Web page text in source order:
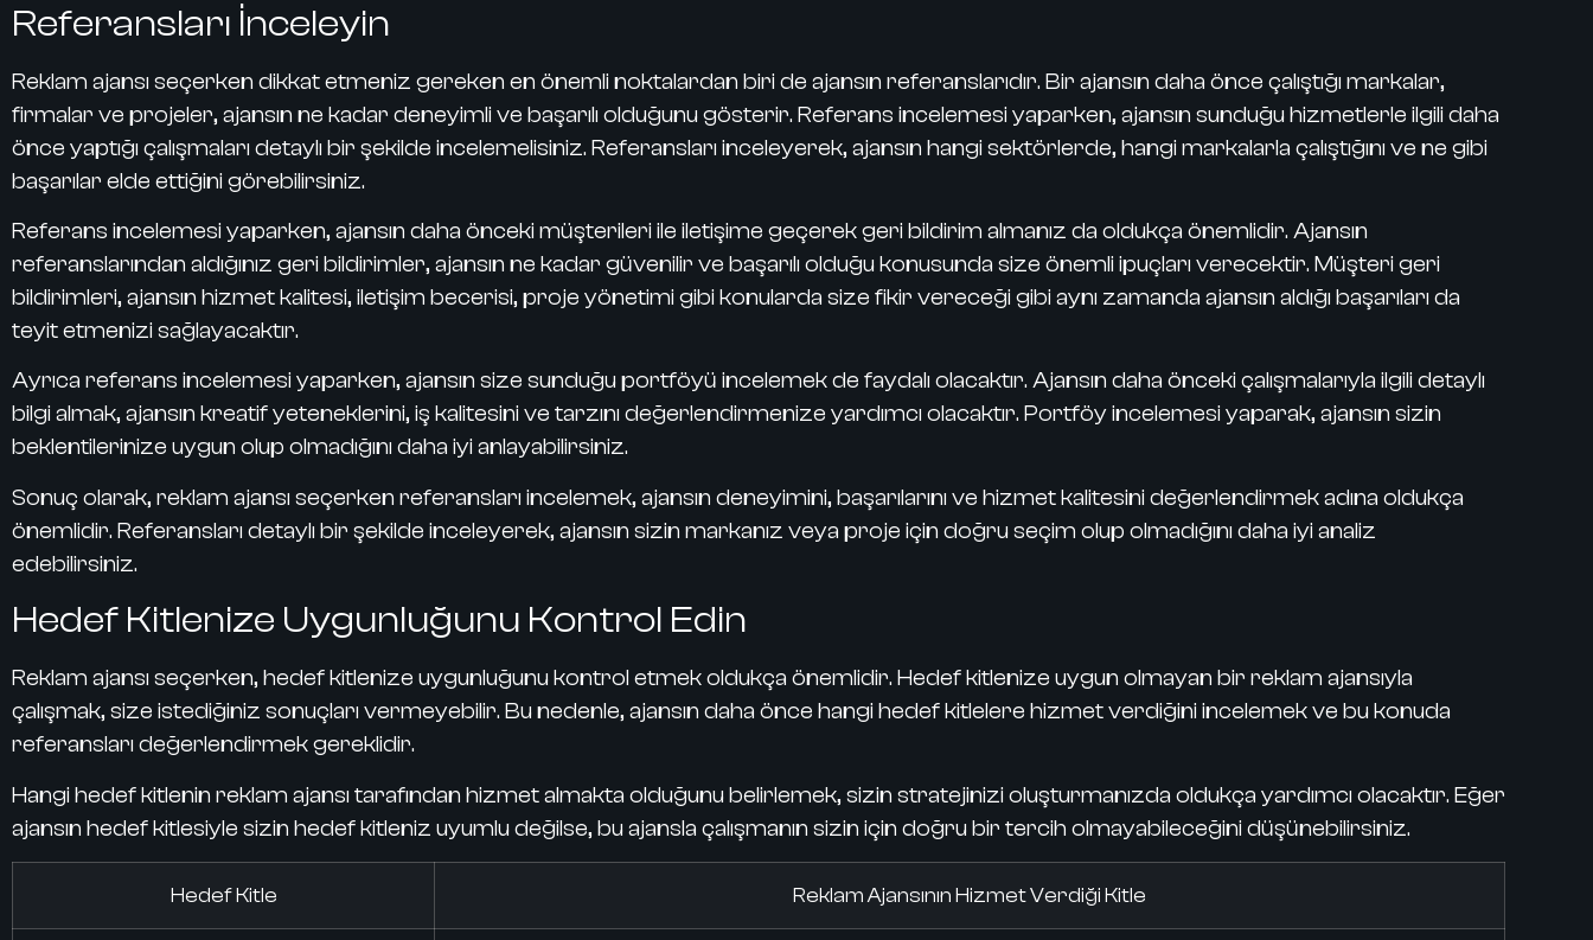
Referansları İnceleyin
Reklam ajansı seçerken dikkat etmeniz gereken en önemli noktalardan biri de ajansın referanslarıdır. Bir ajansın daha önce çalıştığı markalar,
firmalar ve projeler, ajansın ne kadar deneyimli ve başarılı olduğunu gösterir. Referans incelemesi yaparken, ajansın sunduğu hizmetlerle ilgili daha
önce yaptığı çalışmaları detaylı bir şekilde incelemelisiniz. Referansları inceleyerek, ajansın hangi sektörlerde, hangi markalarla çalıştığını ve ne gibi
başarılar elde ettiğini görebilirsiniz.
Referans incelemesi yaparken, ajansın daha önceki müşterileri ile iletişime geçerek geri bildirim almanız da oldukça önemlidir. Ajansın
referanslarından aldığınız geri bildirimler, ajansın ne kadar güvenilir ve başarılı olduğu konusunda size önemli ipuçları verecektir. Müşteri geri
bildirimleri, ajansın hizmet kalitesi, iletişim becerisi, proje yönetimi gibi konularda size fikir vereceği gibi aynı zamanda ajansın aldığı başarıları da
teyit etmenizi sağlayacaktır.
Ayrıca referans incelemesi yaparken, ajansın size sunduğu portföyü incelemek de faydalı olacaktır. Ajansın daha önceki çalışmalarıyla ilgili detaylı
bilgi almak, ajansın kreatif yeteneklerini, iş kalitesini ve tarzını değerlendirmenize yardımcı olacaktır. Portföy incelemesi yaparak, ajansın sizin
beklentilerinize uygun olup olmadığını daha iyi anlayabilirsiniz.
Sonuç olarak, reklam ajansı seçerken referansları incelemek, ajansın deneyimini, başarılarını ve hizmet kalitesini değerlendirmek adına oldukça
önemlidir. Referansları detaylı bir şekilde inceleyerek, ajansın sizin markanız veya proje için doğru seçim olup olmadığını daha iyi analiz
edebilirsiniz.
Hedef Kitlenize Uygunluğunu Kontrol Edin
Reklam ajansı seçerken, hedef kitlenize uygunluğunu kontrol etmek oldukça önemlidir. Hedef kitlenize uygun olmayan bir reklam ajansıyla
çalışmak, size istediğiniz sonuçları vermeyebilir. Bu nedenle, ajansın daha önce hangi hedef kitlelere hizmet verdiğini incelemek ve bu konuda
referansları değerlendirmek gereklidir.
Hangi hedef kitlenin reklam ajansı tarafından hizmet almakta olduğunu belirlemek, sizin stratejinizi oluşturmanızda oldukça yardımcı olacaktır. Eğer
ajansın hedef kitlesiyle sizin hedef kitleniz uyumlu değilse, bu ajansla çalışmanın sizin için doğru bir tercih olmayabileceğini düşünebilirsiniz.
Hedef Kitle Reklam Ajansının Hizmet Verdiği Kitle